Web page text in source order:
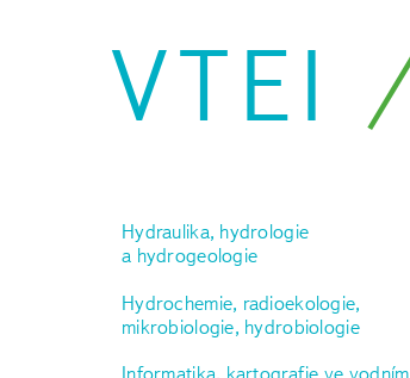
VTEI
Hydraulika, hydrologie
a hydrogeologie
Hydrochemie, radioekologie,
mikrobiologie, hydrobiologie